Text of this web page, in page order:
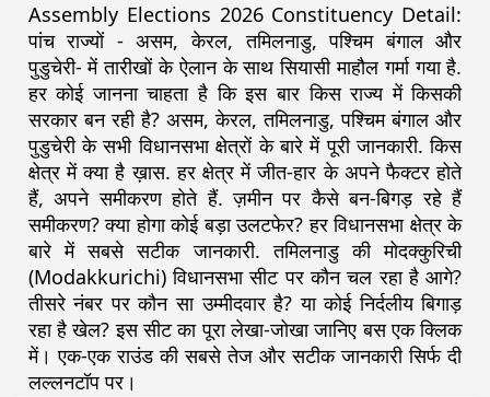
Assembly Elections 2026 Constituency Detail:
पांच राज्यों - असम, केरल, तमिलनाडु, पश्चिम बंगाल और
पुडुचेरी- में तारीखों के ऐलान के साथ सियासी माहौल गर्मा गया है.
हर कोई जानना चाहता है कि इस बार किस राज्य में किसकी
सरकार बन रही है? असम, केरल, तमिलनाडु, पश्चिम बंगाल और
पुडुचेरी के सभी विधानसभा क्षेत्रों के बारे में पूरी जानकारी. किस
क्षेत्र में क्या है ख़ास. हर क्षेत्र में जीत-हार के अपने फैक्टर होते
हैं, अपने समीकरण होते हैं. ज़मीन पर कैसे बन-बिगड़ रहे हैं
समीकरण? क्या होगा कोई बड़ा उलटफेर? हर विधानसभा क्षेत्र के
बारे में सबसे सटीक जानकारी. तमिलनाडु की मोदक्कुरिची
(Modakkurichi) विधानसभा सीट पर कौन चल रहा है आगे?
तीसरे नंबर पर कौन सा उम्मीदवार है? या कोई निर्दलीय बिगाड़
रहा है खेल? इस सीट का पूरा लेखा-जोखा जानिए बस एक क्लिक
में। एक-एक राउंड की सबसे तेज और सटीक जानकारी सिर्फ दी
लल्लनटॉप पर।